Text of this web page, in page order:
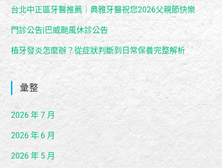
台北中正區牙醫推薦｜典雅牙醫祝您2026父親節快樂
門診公告|巴威颱風休診公告
植牙發炎怎麼辦？從症狀判斷到日常保養完整解析
彙整
2026 年 7 月
2026 年 6 月
2026 年 5 月